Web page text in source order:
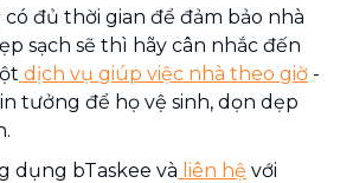
đủ thời gian để đảm bảo nhà
sạch sẽ thì hãy cân nhắc đến
dịch vụ giúp việc nhà theo giờ -
tưởng để họ vệ sinh, dọn dẹp
dụng bTaskee và liên hệ với